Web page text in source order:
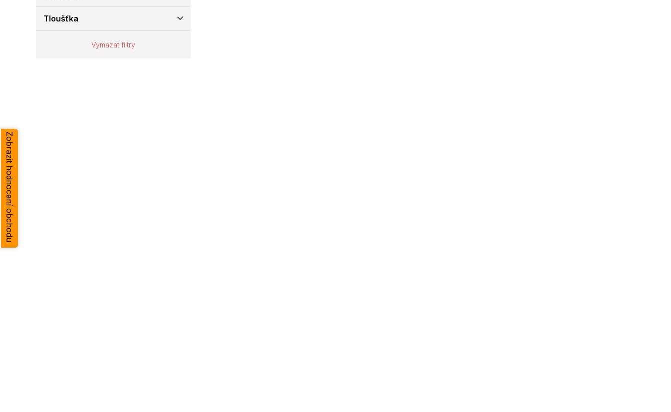
Tloušťka
Vymazat filtry
Zobrazit hodnocení obchodu